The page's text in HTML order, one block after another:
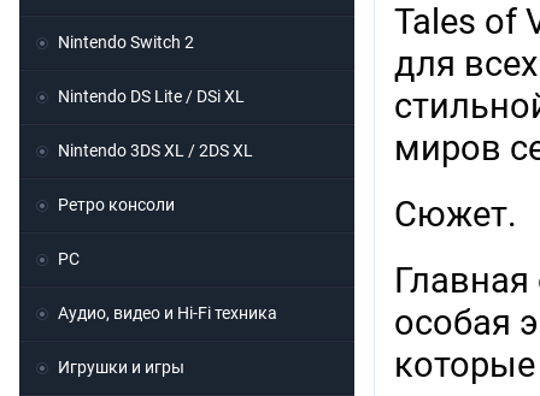
Tales of
для
миров
Сюжет.
особая
Nintendo Switch 2
Nintendo DS Lite / DSi XL
Nintendo 3DS XL / 2DS XL
Ретро консоли
PC
Аудио, видео и Hi-Fi техника
Игрушки и игры